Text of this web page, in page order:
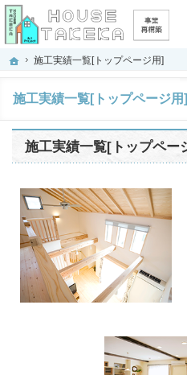
ホーム
施工実績一覧[トップページ用]
施工実績一覧[トップページ用]
プロの目線からご提案。京都府京都市の
京都府京都市の新築・注文住宅・新築戸
施工実績一覧[トップペー